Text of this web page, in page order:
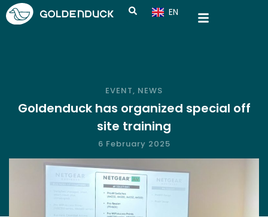
EN
CN
EVENT, NEWS
Goldenduck has organized special off
site training
6 February 2025